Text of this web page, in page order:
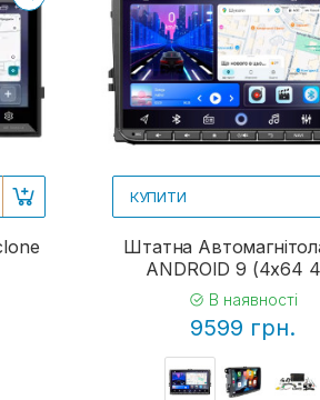
КУПИТИ
Штатна
ANDROID 9 (4x64
В наявності
9599 грн.